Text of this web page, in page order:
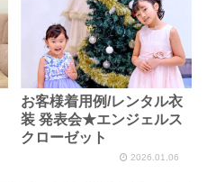
お客様着用例/レンタル衣
装 発表会★エンジェルス
クローゼット
2026.01.06